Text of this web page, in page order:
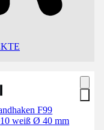
F99
weiß Ø 40 mm